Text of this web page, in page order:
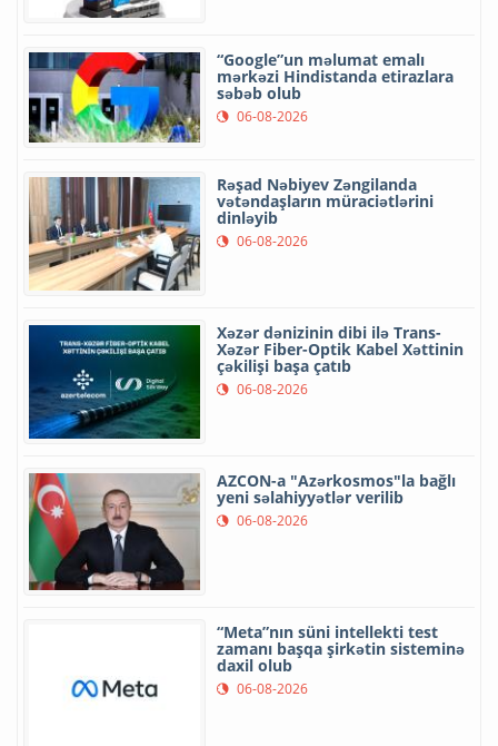
“Google”un məlumat emalı
mərkəzi Hindistanda etirazlara
səbəb olub
06-08-2026
Rəşad Nəbiyev Zəngilanda
vətəndaşların müraciətlərini
dinləyib
06-08-2026
Xəzər dənizinin dibi ilə Trans-
Xəzər Fiber-Optik Kabel Xəttinin
çəkilişi başa çatıb
06-08-2026
AZCON-a "Azərkosmos"la bağlı
yeni səlahiyyətlər verilib
06-08-2026
“Meta”nın süni intellekti test
zamanı başqa şirkətin sisteminə
daxil olub
06-08-2026